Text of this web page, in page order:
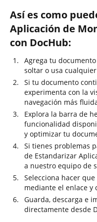
Así es como
Aplicación de
con DocHub:
Agrega tu
soltar o usa
Si tu documento
experimenta con la
navegación más
Explora la barra de
funcionalidad
y optimizar tu
Si tienes problemas
de Estandarizar
a nuestro equipo de
Selecciona hacer
mediante el enlace y
Guarda, descarga e
directamente desde